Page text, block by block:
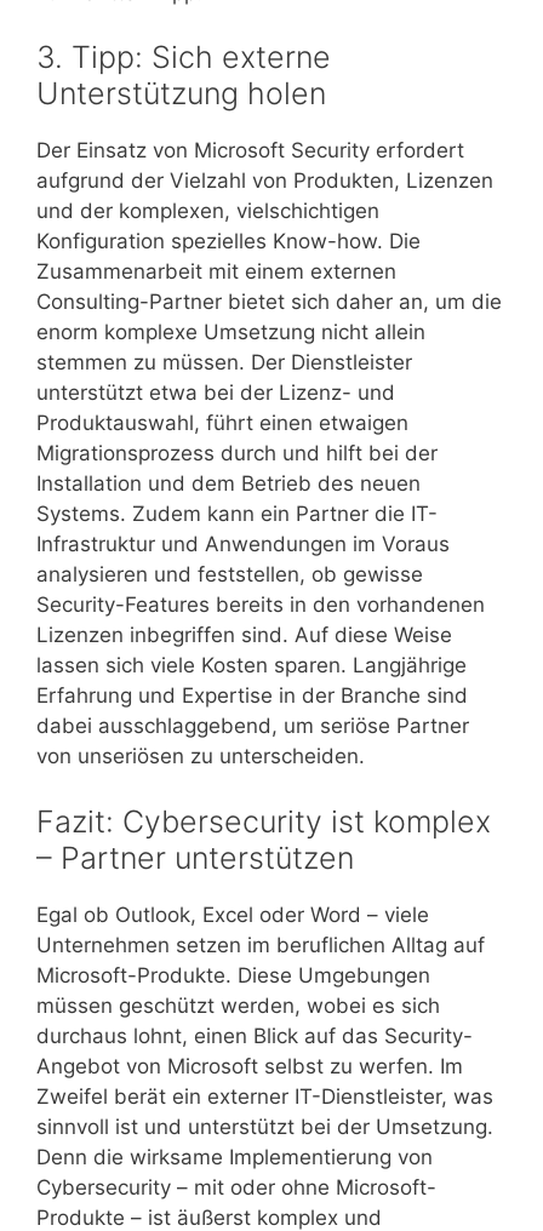
3. Tipp: Sich externe
Unterstützung holen
Der Einsatz von Microsoft Security erfordert
aufgrund der Vielzahl von Produkten, Lizenzen
und der komplexen, vielschichtigen
Konfiguration spezielles Know-how. Die
Zusammenarbeit mit einem externen
Consulting-Partner bietet sich daher an, um die
enorm komplexe Umsetzung nicht allein
stemmen zu müssen. Der Dienstleister
unterstützt etwa bei der Lizenz- und
Produktauswahl, führt einen etwaigen
Migrationsprozess durch und hilft bei der
Installation und dem Betrieb des neuen
Systems. Zudem kann ein Partner die IT-
Infrastruktur und Anwendungen im Voraus
analysieren und feststellen, ob gewisse
Security-Features bereits in den vorhandenen
Lizenzen inbegriffen sind. Auf diese Weise
lassen sich viele Kosten sparen. Langjährige
Erfahrung und Expertise in der Branche sind
dabei ausschlaggebend, um seriöse Partner
von unseriösen zu unterscheiden.
Fazit: Cybersecurity ist komplex
– Partner unterstützen
Egal ob Outlook, Excel oder Word – viele
Unternehmen setzen im beruflichen Alltag auf
Microsoft-Produkte. Diese Umgebungen
müssen geschützt werden, wobei es sich
durchaus lohnt, einen Blick auf das Security-
Angebot von Microsoft selbst zu werfen. Im
Zweifel berät ein externer IT-Dienstleister, was
sinnvoll ist und unterstützt bei der Umsetzung.
Denn die wirksame Implementierung von
Cybersecurity – mit oder ohne Microsoft-
Produkte – ist äußerst komplex und